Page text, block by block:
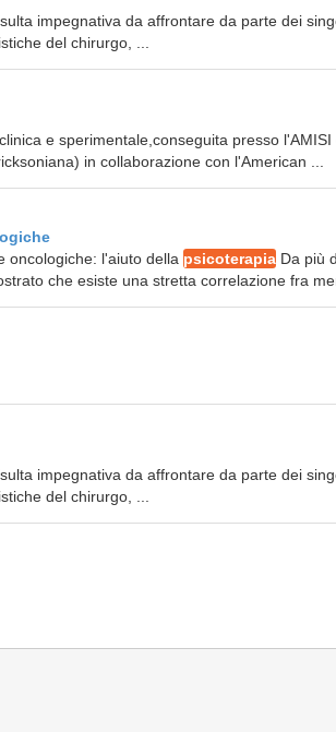
impegnativa da affrontare da parte dei
del chirurgo, ...
e sperimentale,conseguita presso
in collaborazione con l'American ...
oncologiche: l'aiuto della psicoterapia Da più
che esiste una stretta correlazione fra
impegnativa da affrontare da parte dei
del chirurgo, ...